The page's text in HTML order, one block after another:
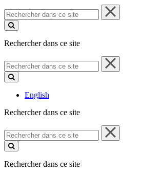
Rechercher
dans
ce
Rechercher dans ce site
Rechercher
dans
ce
English
Rechercher dans ce site
Rechercher
dans
ce
Rechercher dans ce site